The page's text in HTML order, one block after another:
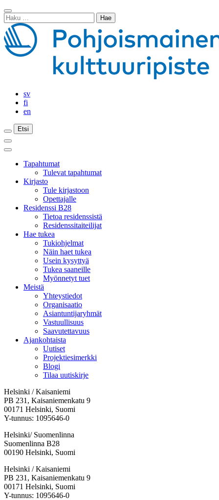
Siirry
sisältöön
Sulje
haku
Haku:
sv
fi
en
Etsi
Etsi
Etsi
Päävalikko
Sulje
päävalikkoTapahtumat
Tulevat tapahtumat
Kirjasto
Tule kirjastoon
Opettajalle
Residenssi B28
Tietoa residenssistä
Residenssitaiteilijat
Hae tukea
Tukiohjelmat
Näin haet tukea
Usein kysyttyä
Tukea saaneille
Myönnetyt tuet
Meistä
Yhteystiedot
Organisaatio
Asiantuntijaryhmät
Vastuullisuus
Saavutettavuus
Ajankohtaista
Uutiset
Projektiesimerkki
Blogi
Tilaa uutiskirje
Helsinki / Kaisaniemi
PB 231, Kaisaniemenkatu 9
00171 Helsinki, Suomi
Y-tunnus: 1095646-0
Helsinki/ Suomenlinna
Suomenlinna B28
00190 Helsinki, Suomi
Facebook:
Avataan
uuteen
välilehteen
Instagram:
Avataan
uuteen
välilehteen
TikTok:
Avataan
uuteen
välilehteen
Youtube:
Avataan
uuteen
välilehteen
Vimeo:
Avataan
uuteen
välilehteen
Helsinki / Kaisaniemi
PB 231, Kaisaniemenkatu 9
00171 Helsinki, Suomi
Y-tunnus: 1095646-0